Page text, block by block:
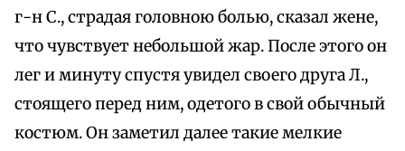
г-н С., страдая головною болью, сказал жене,
что чувствует небольшой жар. После этого он
лег и минуту спустя увидел своего друга Л.,
стоящего перед ним, одетого в свой обычный
костюм. Он заметил далее такие мелкие